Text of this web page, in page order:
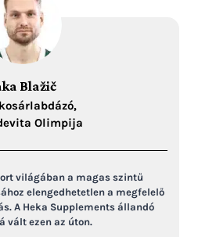
Blažič
Olimpija
világában a magas szintű
elengedhetetlen a megfelelő
A Heka Supplements állandó
vált ezen az úton.